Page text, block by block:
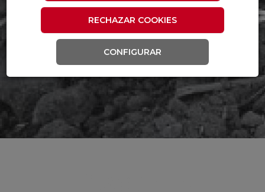
RECHAZAR COOKIES
CONFIGURAR